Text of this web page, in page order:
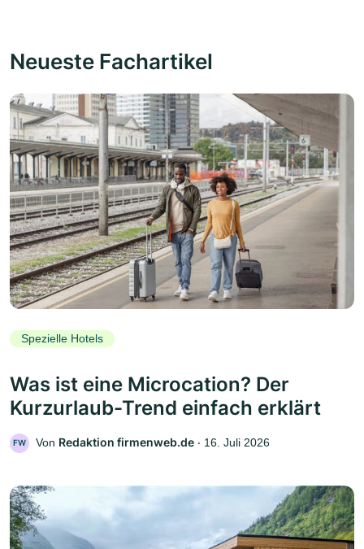
Neueste Fachartikel
Spezielle Hotels
Was ist eine Microcation? Der
Kurzurlaub-Trend einfach erklärt
FW Von Redaktion firmenweb.de ‧ 16. Juli 2026